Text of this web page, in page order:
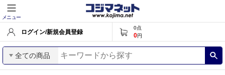
メニュー
ログイン/新規会員登録
0点
0円
全ての商品